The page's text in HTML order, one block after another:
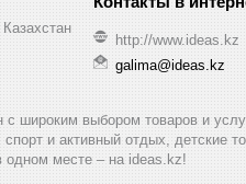
http://www.ideas.kz
galima@ideas.kz
широким выбором товаров и
и активный отдых, детские
одном месте – на ideas.kz!